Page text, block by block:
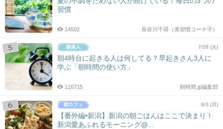
習慣
長谷川千尋（美習慣コーチ🄬）
14502
7/28 (火)
朝4時台に起きる人は何してる？早起きさん3人に
学ぶ「朝時間の使い方」
朝時間.jp編集部
116715
8/3 (月)
【番外編•新潟】新潟の朝ごはんはここで決まり！
新潟愛あふれるモーニング@...